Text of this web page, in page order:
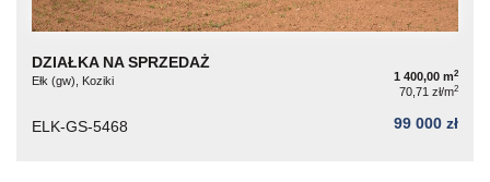
DZIAŁKA NA SPRZEDAŻ
Ełk (gw), Koziki 1 400,00 m2
70,71 zł/m2
ELK-GS-5468 99 000 zł